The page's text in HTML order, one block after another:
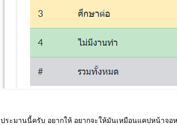
ประมานนี้ครับ อยากให้ อยากจะให้มันเหมือนแคปหน้าจ